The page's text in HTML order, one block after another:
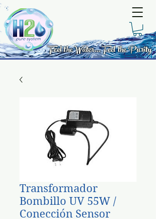
Feel the Water... Feel the Purity
Transformador
Bombillo UV 55W /
Conección Sensor